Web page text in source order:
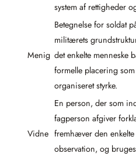
system af rettigheder
Menig
Betegnelse for soldat
militærets
det enkelte menneske
formelle placering
organiseret styrke.
Vidne
En person, der som
fagperson afgiver
fremhæver den
observation, og